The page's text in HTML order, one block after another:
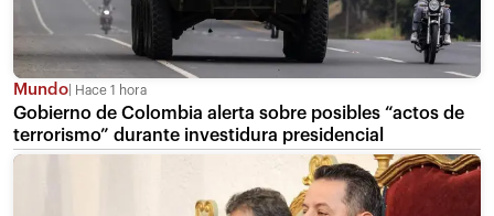
Mundo Hace 1 hora
Gobierno de Colombia alerta sobre posibles “actos de
terrorismo” durante investidura presidencial